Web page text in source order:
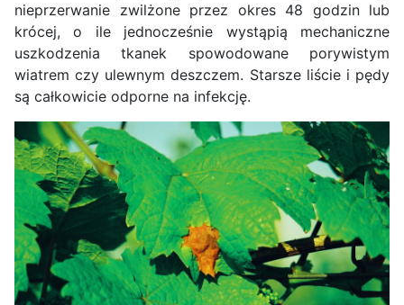
nieprzerwanie zwilżone przez okres 48 godzin lub
krócej, o ile jednocześnie wystąpią mechaniczne
uszkodzenia tkanek spowodowane porywistym
wiatrem czy ulewnym deszczem. Starsze liście i pędy
są całkowicie odporne na infekcję.